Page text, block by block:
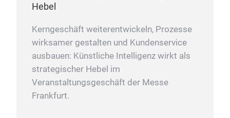
Hebel
Kerngeschäft weiterentwickeln, Prozesse
wirksamer gestalten und Kundenservice
ausbauen: Künstliche Intelligenz wirkt als
strategischer Hebel im
Veranstaltungsgeschäft der Messe
Frankfurt.